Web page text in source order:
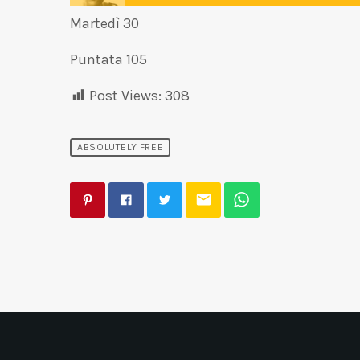
Martedì 30
Puntata 105
Post Views: 308
ABSOLUTELY FREE
email